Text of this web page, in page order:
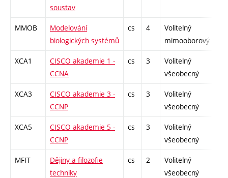
soustav
MMOB
Modelování
biologických systémů
cs 4
Volitelný
mimooborový
XCA1
CISCO akademie 1 -
CCNA
cs 3
Volitelný
všeobecný
XCA3
CISCO akademie 3 -
CCNP
cs 3
Volitelný
všeobecný
XCA5
CISCO akademie 5 -
CCNP
cs 3
Volitelný
všeobecný
MFIT
Dějiny a filozofie
techniky
cs 2
Volitelný
všeobecný